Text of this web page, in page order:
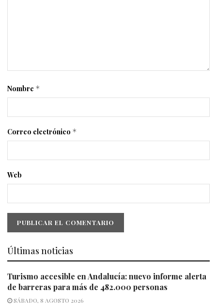
Nombre *
Correo electrónico *
Web
Últimas noticias
Turismo accesible en Andalucía: nuevo informe alerta
de barreras para más de 482.000 personas
SÁBADO, 8 AGOSTO 2026